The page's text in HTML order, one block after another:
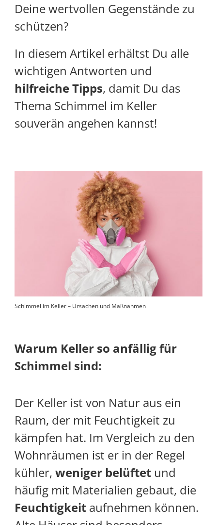
Deine wertvollen Gegenstände zu
schützen?
In diesem Artikel erhältst Du alle
wichtigen Antworten und
hilfreiche Tipps, damit Du das
Thema Schimmel im Keller
souverän angehen kannst!
Schimmel im Keller – Ursachen und Maßnahmen
Warum Keller so anfällig für
Schimmel sind:
Der Keller ist von Natur aus ein
Raum, der mit Feuchtigkeit zu
kämpfen hat. Im Vergleich zu den
Wohnräumen ist er in der Regel
kühler, weniger belüftet und
häufig mit Materialien gebaut, die
Feuchtigkeit aufnehmen können.